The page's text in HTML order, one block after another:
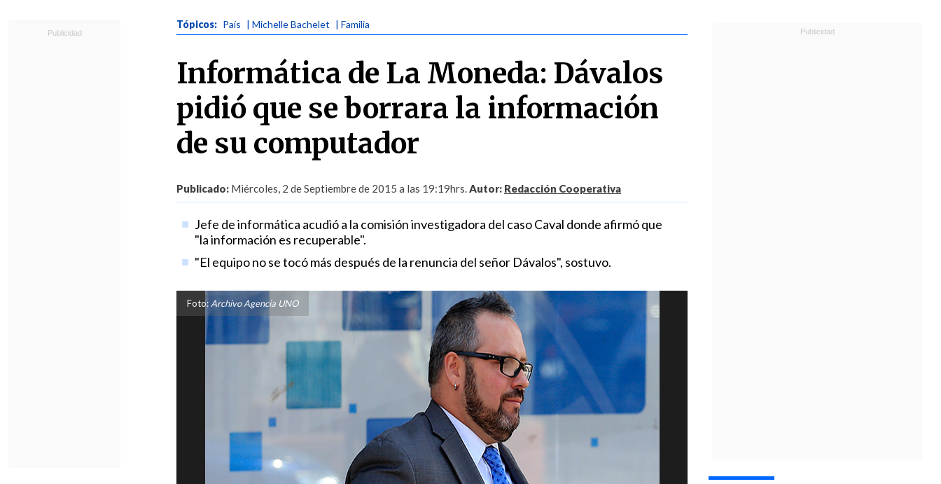
Tópicos: País | Michelle Bachelet | Familia
Informática de La Moneda: Dávalos
pidió que se borrara la información
de su computador
Publicado: Miércoles, 2 de Septiembre de 2015 a las 19:19hrs.Autor: Redacción Cooperativa
Jefe de informática acudió a la comisión investigadora del caso Caval donde afirmó que
"la información es recuperable".
"El equipo no se tocó más después de la renuncia del señor Dávalos", sostuvo.
Foto: Archivo Agencia UNO